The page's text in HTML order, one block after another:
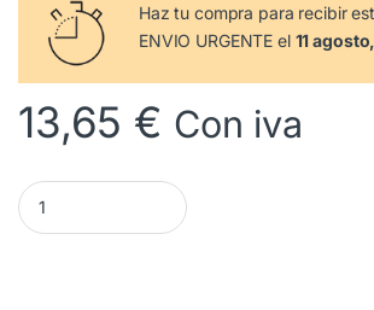
Haz tu compra para recibir
ENVIO URGENTE el 11
13,65 € Con iva
Bomba Leili 35w 3 Tornillos Conexión